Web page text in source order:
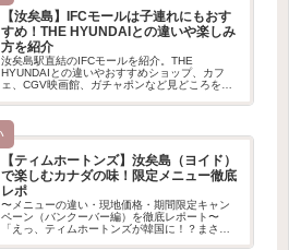
【汝矣島】IFCモールは子連れにもおす
すめ！THE HYUNDAIとの違いや楽しみ
方を紹介
汝矣島駅直結のIFCモールを紹介。THE
HYUNDAIとの違いやおすすめショップ、カフ
ェ、CGV映画館、ガチャポンなど見どころをま
すすめです。
【ティムホートンズ】汝矣島（ヨイド）
で楽しむカナダの味！限定メニュー徹底
レポ
〜メニューの違い・現地価格・期間限定キャン
ペーン（バンクーバー編）を徹底レポート〜
「えっ、ティムホートンズが韓国に！？まさ